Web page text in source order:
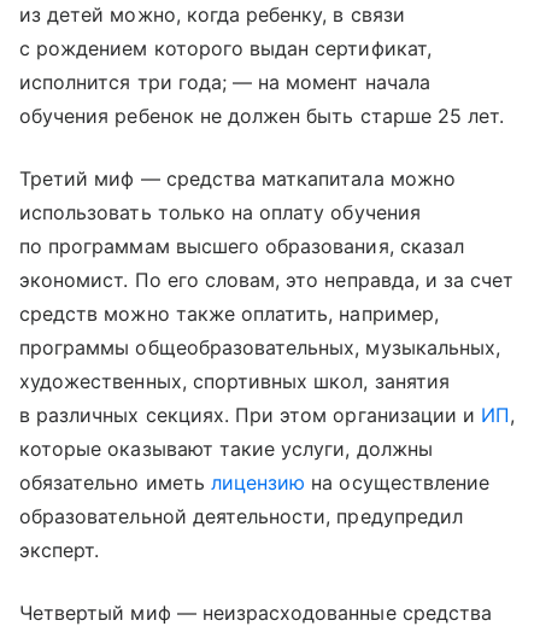
из детей можно, когда ребенку, в связи
с рождением которого выдан сертификат,
исполнится три года; — на момент начала
обучения ребенок не должен быть старше 25 лет.
Третий миф — средства маткапитала можно
использовать только на оплату обучения
по программам высшего образования, сказал
экономист. По его словам, это неправда, и за счет
средств можно также оплатить, например,
программы общеобразовательных, музыкальных,
художественных, спортивных школ, занятия
в различных секциях. При этом организации и ИП,
которые оказывают такие услуги, должны
обязательно иметь лицензию на осуществление
образовательной деятельности, предупредил
эксперт.
Четвертый миф — неизрасходованные средства